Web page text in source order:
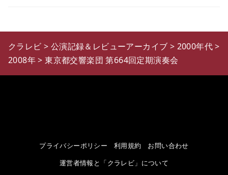
クラレビ > 公演記録＆レビューアーカイブ > 2000年代>
2008年>東京都交響楽団 第664回定期演奏会
プライバシーポリシー 利用規約
お問い合わせ
運営者情報と「クラレビ」について